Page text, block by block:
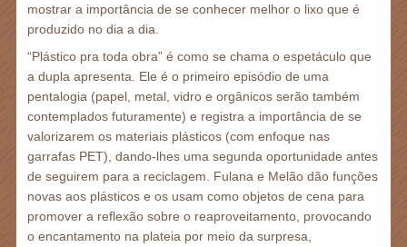
mostrar a importância de se conhecer melhor o lixo que é
produzido no dia a dia.
“Plástico pra toda obra” é como se chama o espetáculo que
a dupla apresenta. Ele é o primeiro episódio de uma
pentalogia (papel, metal, vidro e orgânicos serão também
contemplados futuramente) e registra a importância de se
valorizarem os materiais plásticos (com enfoque nas
garrafas PET), dando-lhes uma segunda oportunidade antes
de seguirem para a reciclagem. Fulana e Melão dão funções
novas aos plásticos e os usam como objetos de cena para
promover a reflexão sobre o reaproveitamento, provocando
o encantamento na plateia por meio da surpresa,